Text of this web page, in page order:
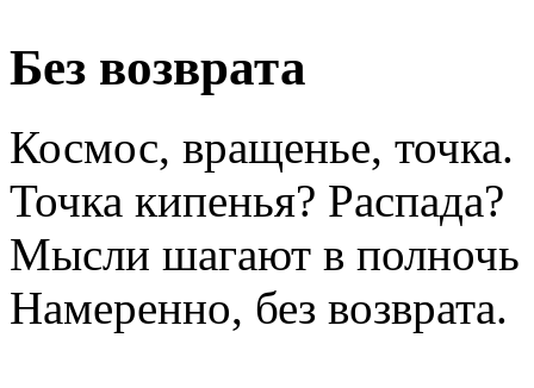
Без возврата
Космос, вращенье, точка.
Точка кипенья? Распада?
Мысли шагают в полночь
Намеренно, без возврата.